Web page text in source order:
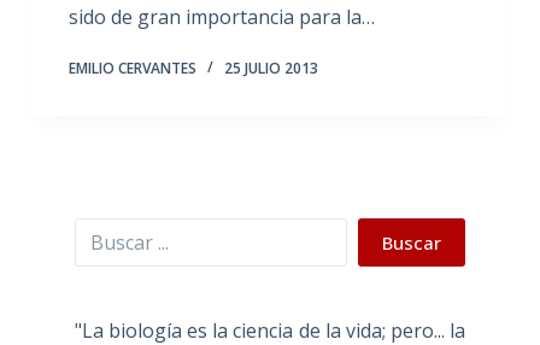
sido de gran importancia para la…
EMILIO CERVANTES 25 JULIO 2013
Buscar Buscar
"La biología es la ciencia de la vida; pero... la